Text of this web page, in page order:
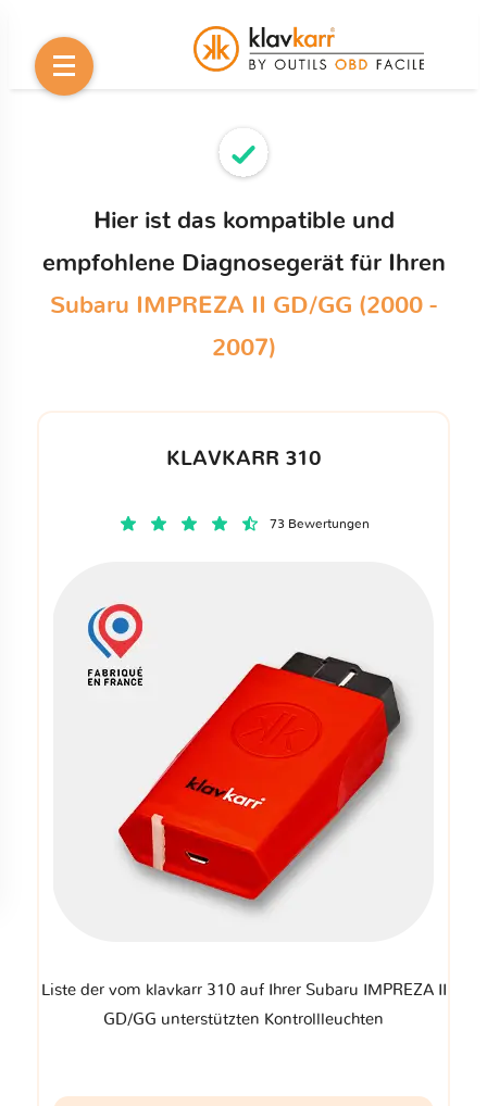
Hier ist das kompatible und
empfohlene Diagnosegerät für Ihren
Subaru IMPREZA II GD/GG (2000 -
2007)
KLAVKARR 310
73 Bewertungen
Liste der vom klavkarr 310 auf Ihrer Subaru IMPREZA II
GD/GG unterstützten Kontrollleuchten